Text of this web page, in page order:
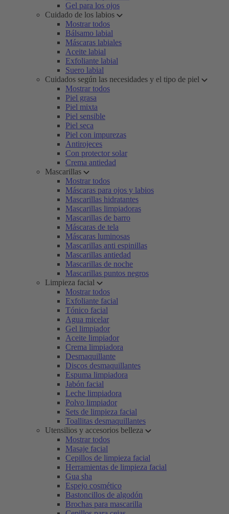
Gel para los ojos
Cuidado de los labios
Mostrar todos
Bálsamo labial
Máscaras labiales
Aceite labial
Exfoliante labial
Suero labial
Cuidados según las necesidades y el tipo de piel
Mostrar todos
Piel grasa
Piel mixta
Piel sensible
Piel seca
Piel con impurezas
Antirojeces
Con protector solar
Crema antiedad
Mascarillas
Mostrar todos
Máscaras para ojos y labios
Mascarillas hidratantes
Mascarillas limpiadoras
Mascarillas de barro
Máscaras de tela
Máscaras luminosas
Mascarillas anti espinillas
Mascarillas antiedad
Mascarillas de noche
Mascarillas puntos negros
Limpieza facial
Mostrar todos
Exfoliante facial
Tónico facial
Agua micelar
Gel limpiador
Aceite limpiador
Crema limpiadora
Desmaquillante
Discos desmaquillantes
Espuma limpiadora
Jabón facial
Leche limpiadora
Polvo limpiador
Sets de limpieza facial
Toallitas desmaquillantes
Utensilios y accesorios belleza
Mostrar todos
Masaje facial
Cepillos de limpieza facial
Herramientas de limpieza facial
Gua sha
Espejo cosmético
Bastoncillos de algodón
Brochas para mascarilla